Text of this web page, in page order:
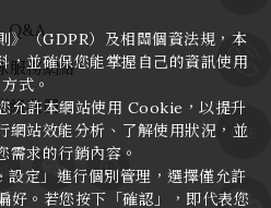
LINE
Q&A
服務網絡
絡我們
》（GDPR）及相關個資法規，本
，並確保您能掌握自己的資訊使用
方式。
允許本網站使用 Cookie，以提升
網站效能分析、了解使用狀況，並
需求的行銷內容。
定」進行個別管理，選擇僅允許
。若您按下「確認」，即代表您